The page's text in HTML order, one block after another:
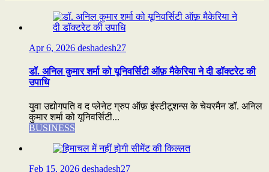
Apr 6, 2026 deshadesh27
डॉ. अनिल कुमार शर्मा को यूनिवर्सिटी ऑफ़ मैकेरिया ने दी डॉक्टरेट की
उपाधि
युवा उद्योगपति व द प्लेनेट ग्रुप ऑफ़ इंस्टीटूशन्स के चेयरमैन डॉ. अनिल
कुमार शर्मा को यूनिवर्सिटी...
BUSINESS
Feb 15, 2026 deshadesh27